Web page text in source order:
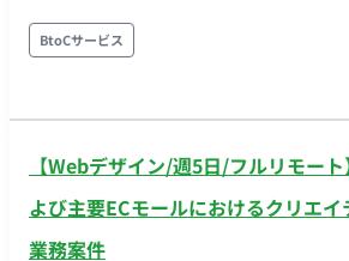
ップ特有の不確実性を楽しみつつ、自ら
の仕組み化を行い、プロダクトの成長に
通・継続利用までの体験設計 ・toCアプ
さ・継続利用率向上に向けた改善 ■ 働き方 ・コアタイム：
13:00~17:00 ・基本リモート（最初の2回
BtoCサービス
【Webデザイン/週5日/フルリモー
よび主要ECモールにおけるクリエ
業務案件